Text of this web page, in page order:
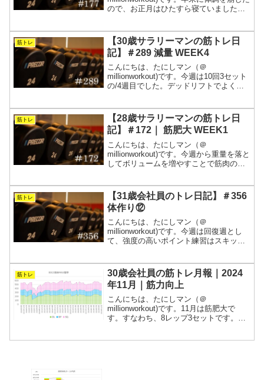
ので、お正月はひたすら寝ていました。
こういう事でもないとがっつり休むこと
ができない性格な...
筋トレ
【30歳サラリーマンの筋トレ日
記】＃289 減量 WEEK4
こんにちは、たにしマン（＠
millionworkout)です。今週は10回3セット
の/4週目でした。デッドリフトでよく追
OFFにしようと思います。YouTubeの登
録...
筋トレ
【28歳サラリーマンの筋トレ日
記】＃172｜ 筋肥大 WEEK1
こんにちは、たにしマン（＠
millionworkout)です。今週から重量を落と
してボリュームを増やすことで筋肉の成
と身体が動かないうえに怪我をしやすい
ので、コントロ...
筋トレ
【31歳会社員のトレ日記】＃356
体作り⑫
こんにちは、たにしマン（＠
millionworkout)です。今週は回復週とし
て、強度の高いポイント練習はスキップ
している実感がありませんが、長い目で
見てトレーニングを...
筋トレ
30歳会社員の筋トレ月報｜2024
年11月｜筋力向上
こんにちは、たにしマン（＠
millionworkout)です。11月は筋肥大で
す。すなわち、8レップ3セットです。重